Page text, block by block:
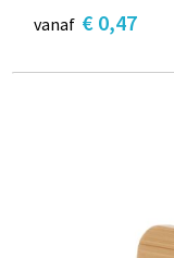
vanaf € 0,47